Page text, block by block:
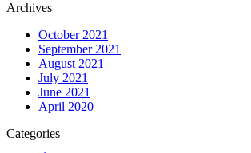
Archives
October 2021
September 2021
August 2021
July 2021
June 2021
April 2020
Categories